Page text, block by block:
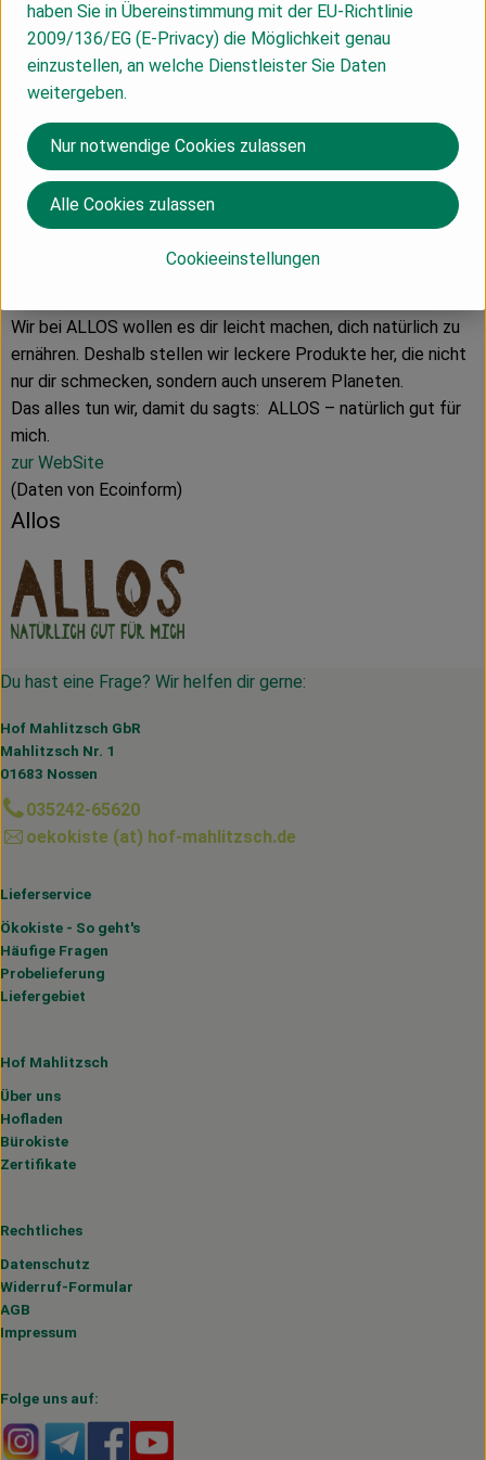
Hersteller: Allos
Deutschland
Allos Hof-Manufaktur GmbH
D 28217 Bremen
Nachhaltiger Bio-Genuss
Wir bei ALLOS wollen es dir leicht machen, dich natürlich zu
ernähren. Deshalb stellen wir leckere Produkte her, die nicht
nur dir schmecken, sondern auch unserem Planeten.
Das alles tun wir, damit du sagts: ALLOS – natürlich gut für
mich.
zur WebSite
(Daten von Ecoinform)
Allos
Du hast eine Frage? Wir helfen dir gerne:
Hof Mahlitzsch GbR
Mahlitzsch Nr. 1
01683 Nossen
035242-65620
oekokiste (at) hof-mahlitzsch.de
Lieferservice
Ökokiste - So geht's
Häufige Fragen
Probelieferung
Liefergebiet
Hof Mahlitzsch
Über uns
Hofladen
Bürokiste
Zertifikate
Rechtliches
Datenschutz
Widerruf-Formular
AGB
Impressum
Folge uns auf:
Externer Link zu https://www.instagram.com/
Externer Link zu https://t.me/s/hofmahlitzsch
Externer Link zu https://www.facebook.com/
haben Sie in Übereinstimmung mit der EU-Richtlinie
2009/136/EG (E-Privacy) die Möglichkeit genau
einzustellen, an welche Dienstleister Sie Daten
weitergeben.
Cookieeinstellungen
Nur notwendige Cookies zulassen
Alle Cookies zulassen